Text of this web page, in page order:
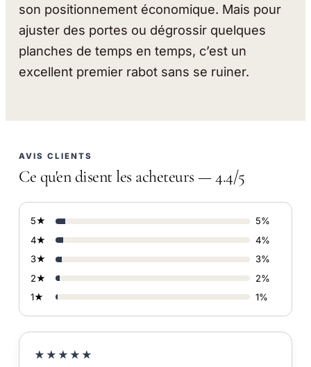
son positionnement économique. Mais pour
ajuster des portes ou dégrossir quelques
planches de temps en temps, c’est un
excellent premier rabot sans se ruiner.
AVIS CLIENTS
Ce qu'en disent les acheteurs — 4.4/5
5★
5%
4★
4%
3★
3%
2★
2%
1★
1%
★★★★★